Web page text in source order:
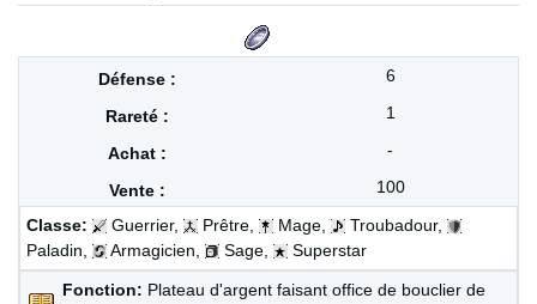
6
1
-
100
Classe:
Guerrier, Prêtre, Mage,
Troubadour,
Paladin,
Armagicien, Sage, Superstar
Fonction: Plateau d'argent faisant office de bouclier de